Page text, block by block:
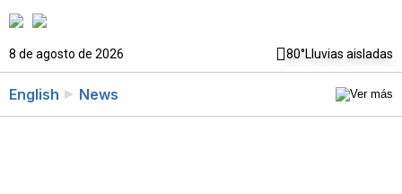
8 de agosto de 2026 80°Lluvias aisladas
English News